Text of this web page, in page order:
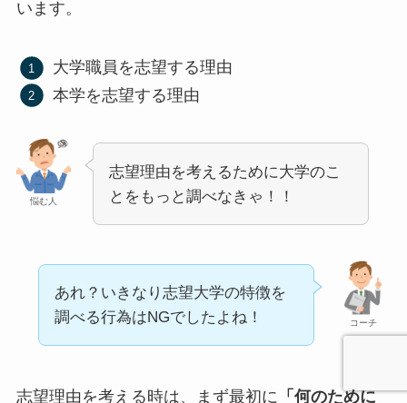
います。
大学職員を志望する理由
本学を志望する理由
悩む人
志望理由を考えるために大学のこ
とをもっと調べなきゃ！！
コーチ
あれ？いきなり志望大学の特徴を
調べる行為はNGでしたよね！
志望理由を考える時は、まず最初に 「何のために